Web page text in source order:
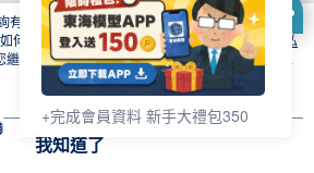
有關本網站使用 cookie 方式之詳情，及若您不希
何變更電腦的 cookie 設定，請參閱本網站「
隱私
繼續使用本網站即表示您同意本公司得按本網站使
。
我知道了
+完成會員資料 新手大禮包350